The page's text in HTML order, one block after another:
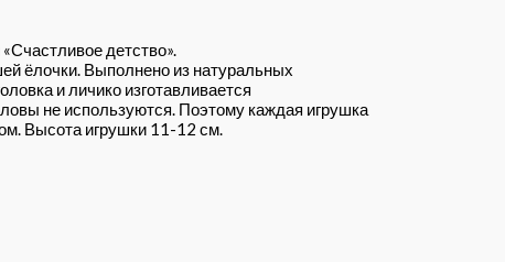
детство».
ёлочки. Выполнено из натуральных
и личико изготавливается
не используются. Поэтому каждая игрушка
Высота игрушки 11-12 см.